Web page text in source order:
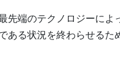
先端のテクノロジーによ
ある状況を終わらせるた